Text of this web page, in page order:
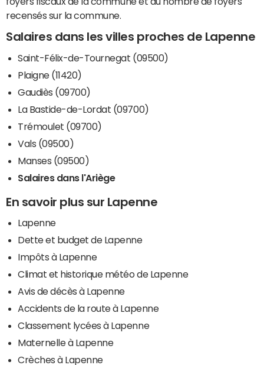
recensés sur la commune.
Salaires dans les villes proches de Lapenne
Saint-Félix-de-Tournegat (09500)
Plaigne (11420)
Gaudiès (09700)
La Bastide-de-Lordat (09700)
Trémoulet (09700)
Vals (09500)
Manses (09500)
Salaires dans l'Ariège
En savoir plus sur Lapenne
Lapenne
Dette et budget de Lapenne
Impôts à Lapenne
Climat et historique météo de Lapenne
Avis de décès à Lapenne
Accidents de la route à Lapenne
Classement lycées à Lapenne
Maternelle à Lapenne
Crèches à Lapenne